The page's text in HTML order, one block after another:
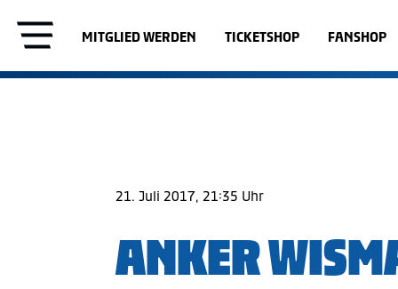
MITGLIED WERDEN TICKETSHOP FANSHOP
21. Juli 2017, 21:35 Uhr
ANKER